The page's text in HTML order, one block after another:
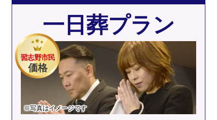
習志野市民
価格
※写真はイメージです
一日葬プラン